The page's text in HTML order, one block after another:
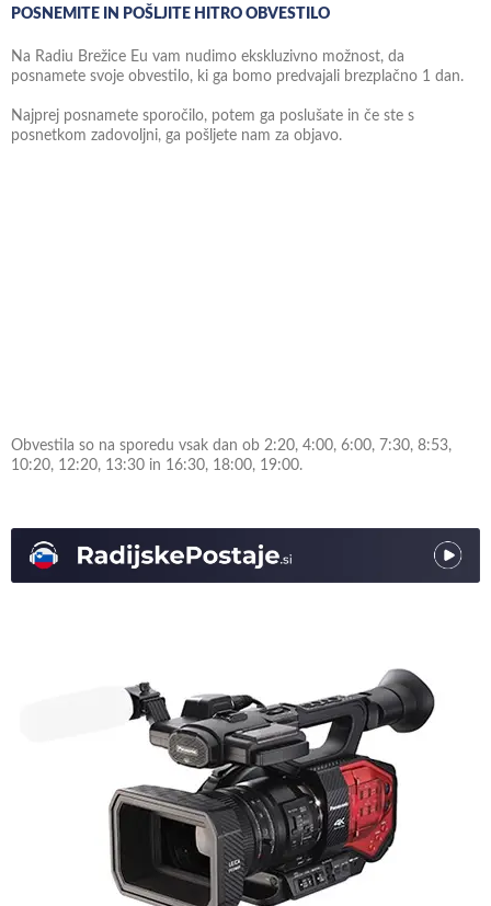
POSNEMITE IN POŠLJITE HITRO OBVESTILO
Na Radiu Brežice Eu vam nudimo ekskluzivno možnost, da
posnamete svoje obvestilo, ki ga bomo predvajali brezplačno 1 dan.
Najprej posnamete sporočilo, potem ga poslušate in če ste s
posnetkom zadovoljni, ga pošljete nam za objavo.
Obvestila so na sporedu vsak dan ob 2:20, 4:00, 6:00, 7:30, 8:53,
10:20, 12:20, 13:30 in 16:30, 18:00, 19:00.